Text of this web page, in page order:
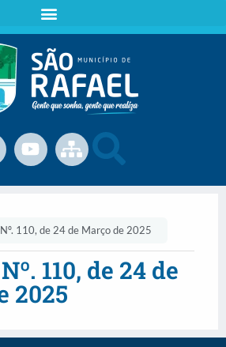
110, de 24 de Março de 2025
110, de 24 de
2025